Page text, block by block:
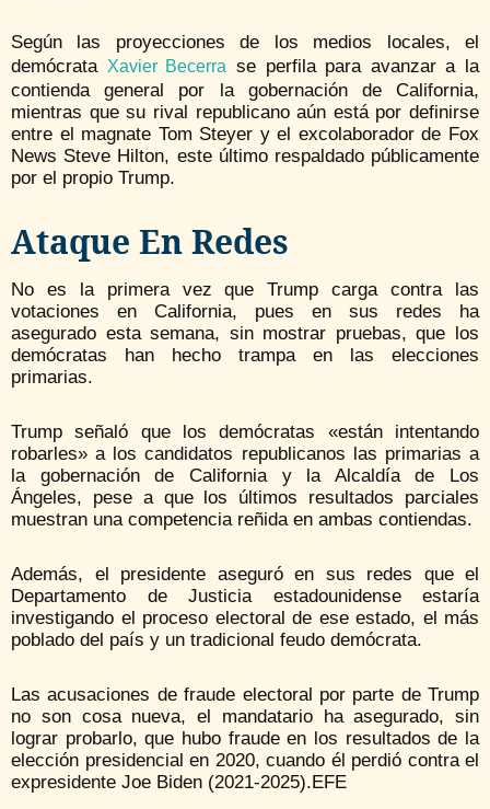
Según las proyecciones de los medios locales, el
demócrata Xavier Becerra se perfila para avanzar a la
contienda general por la gobernación de California,
mientras que su rival republicano aún está por definirse
entre el magnate Tom Steyer y el excolaborador de Fox
News Steve Hilton, este último respaldado públicamente
por el propio Trump.
Ataque En Redes
No es la primera vez que Trump carga contra las
votaciones en California, pues en sus redes ha
asegurado esta semana, sin mostrar pruebas, que los
demócratas han hecho trampa en las elecciones
primarias.
Trump señaló que los demócratas «están intentando
robarles» a los candidatos republicanos las primarias a
la gobernación de California y la Alcaldía de Los
Ángeles, pese a que los últimos resultados parciales
muestran una competencia reñida en ambas contiendas.
Además, el presidente aseguró en sus redes que el
Departamento de Justicia estadounidense estaría
investigando el proceso electoral de ese estado, el más
poblado del país y un tradicional feudo demócrata.
Las acusaciones de fraude electoral por parte de Trump
no son cosa nueva, el mandatario ha asegurado, sin
lograr probarlo, que hubo fraude en los resultados de la
elección presidencial en 2020, cuando él perdió contra el
expresidente Joe Biden (2021-2025).EFE